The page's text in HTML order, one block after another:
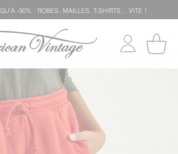
-50% : ROBES, MAILLES, T-SHIRTS... VITE !